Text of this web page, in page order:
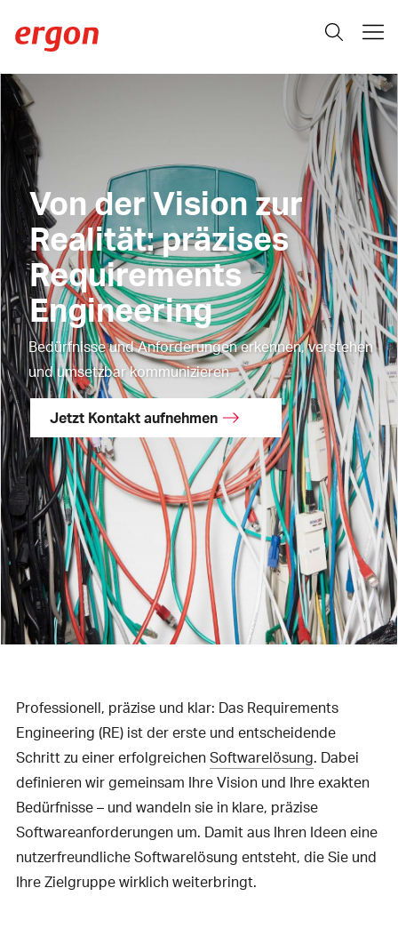
Von der Vision zur
Realität: präzises
Requirements
Engineering
Bedürfnisse und Anforderungen erkennen, verstehen
und umsetzbar kommunizieren
Jetzt Kontakt aufnehmen
Professionell, präzise und klar: Das Requirements
Engineering (RE) ist der erste und entscheidende
Schritt zu einer erfolgreichenSoftwarelösung. Dabei
definieren wir gemeinsam Ihre Vision und Ihre exakten
Bedürfnisse – und wandeln sie in klare, präzise
Softwareanforderungen um. Damit aus Ihren Ideen eine
nutzerfreundliche Softwarelösung entsteht, die Sie und
Ihre Zielgruppe wirklich weiterbringt.